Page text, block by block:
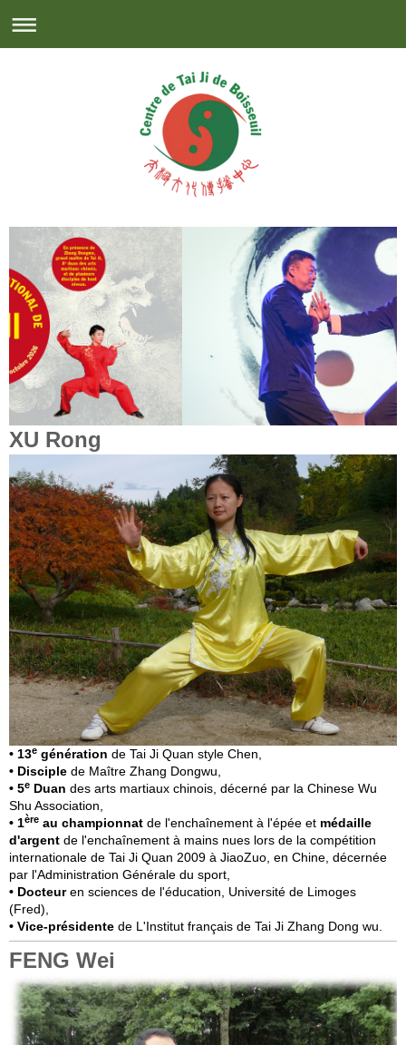
XU Rong
• 13e génération de Tai Ji Quan style Chen
• Disciple de Maître Zhang Dongwu,
• 5e Duan des arts martiaux chinois, décerné par la Chinese Wu
Shu Association,
• 1ère au championnat de l'enchaînement à l'épée et médaille
d'argent de l'enchaînement à mains nues lors de la compétition
internationale de Tai Ji Quan 2009 à JiaoZuo, en Chine, décernée
par l'Administration Générale du sport,
• Docteuren sciences de l'éducation, Université de Limoges
(Fred),
• Vice-présidente de L'Institut français de Tai Ji Zhang Dong wu.
FENG Wei